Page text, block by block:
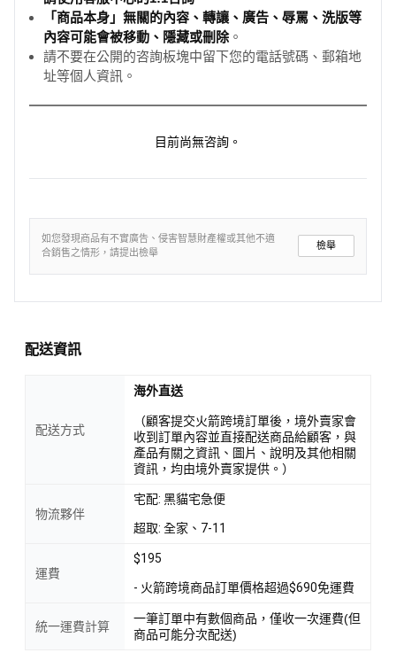
「商品本身」無關的內容、轉讓、廣告、辱罵、洗版等
內容可能會被移動、隱藏或刪除。
請不要在公開的咨詢板塊中留下您的電話號碼、郵箱地
址等個人資訊。
目前尚無咨詢。
如您發現商品有不實廣告、侵害智慧財產權或其他不適
合銷售之情形，請提出檢舉
檢舉
配送資訊
配送方式
海外直送
（顧客提交火箭跨境訂單後，境外賣家會
收到訂單內容並直接配送商品給顧客，與
產品有關之資訊、圖片、說明及其他相關
資訊，均由境外賣家提供。）
物流夥伴
宅配: 黑貓宅急便
超取: 全家、7-11
運費
$195
- 火箭跨境商品訂單價格超過$690免運費
統一運費計算
一筆訂單中有數個商品，僅收一次運費(但
商品可能分次配送)